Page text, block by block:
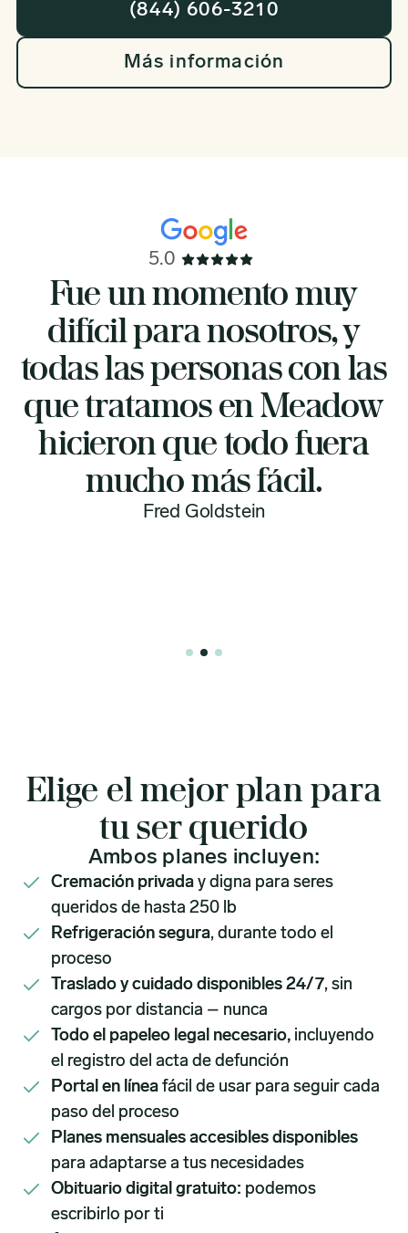
(844) 606-3210
Más información
un momento muy
para nosotros, y
las personas con las
en Meadow
que todo fuera
mucho más fácil.
Fred Goldstein
la
Elige el mejor plan para
tu ser querido
Ambos planes incluyen:
Cremación privada y digna para seres
queridos de hasta 250 lb
Portal en línea fácil de usar para seguir cada
paso del proceso
Refrigeración segura, durante todo el
proceso
Obituario digital gratuito: podemos
escribirlo por ti
Todo el papeleo legal necesario, incluyendo
el registro del acta de defunción
Traslado y cuidado disponibles 24/7, sin
cargos por distancia – nunca
Planes mensuales accesibles disponibles
para adaptarse a tus necesidades